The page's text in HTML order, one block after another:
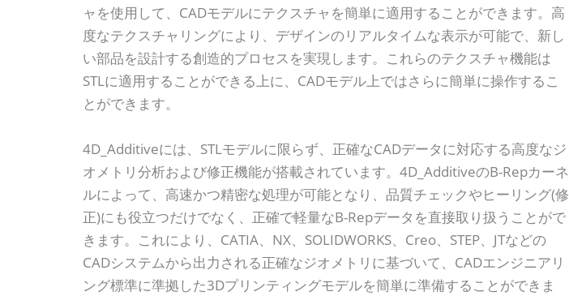
ャを使用して、CADモデルにテクスチャを簡単に適用することができます。高
度なテクスチャリングにより、デザインのリアルタイムな表示が可能で、新し
い部品を設計する創造的プロセスを実現します。これらのテクスチャ機能は
STLに適用することができる上に、CADモデル上ではさらに簡単に操作するこ
とができます。
4D_Additiveには、STLモデルに限らず、正確なCADデータに対応する高度なジ
オメトリ分析および修正機能が搭載されています。4D_AdditiveのB-Repカーネ
ルによって、高速かつ精密な処理が可能となり、品質チェックやヒーリング(修
正)にも役立つだけでなく、正確で軽量なB-Repデータを直接取り扱うことがで
きます。これにより、CATIA、NX、SOLIDWORKS、Creo、STEP、JTなどの
CADシステムから出力される正確なジオメトリに基づいて、CADエンジニアリ
ング標準に準拠した3Dプリンティングモデルを簡単に準備することができま